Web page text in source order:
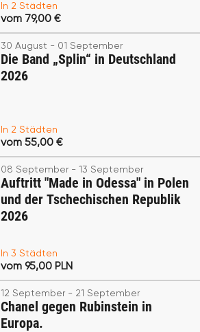
In 2 Städten
vom 79,00 €
30 August - 01 September
Die Band „Splin“ in Deutschland
2026
In 2 Städten
vom 55,00 €
08 September - 13 September
Auftritt "Made in Odessa" in Polen
und der Tschechischen Republik
2026
In 3 Städten
vom 95,00 PLN
12 September - 21 September
Chanel gegen Rubinstein in
Europa.